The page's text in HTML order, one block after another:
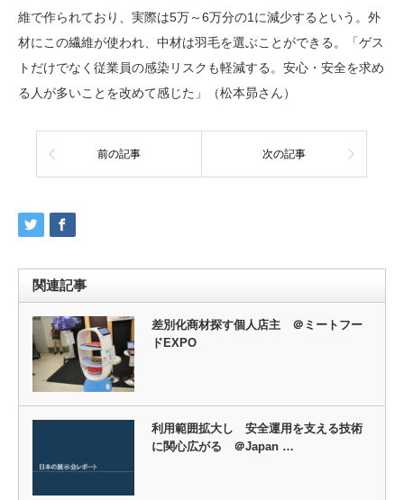
維で作られており、実際は5万～6万分の1に減少するという。外
材にこの繊維が使われ、中材は羽毛を選ぶことができる。「ゲス
トだけでなく従業員の感染リスクも軽減する。安心・安全を求め
る人が多いことを改めて感じた」（松本昴さん）
前の記事 次の記事
関連記事
差別化商材探す個人店主 ＠ミートフー
ドEXPO
利用範囲拡大し 安全運用を支える技術
に関心広がる ＠Japan …